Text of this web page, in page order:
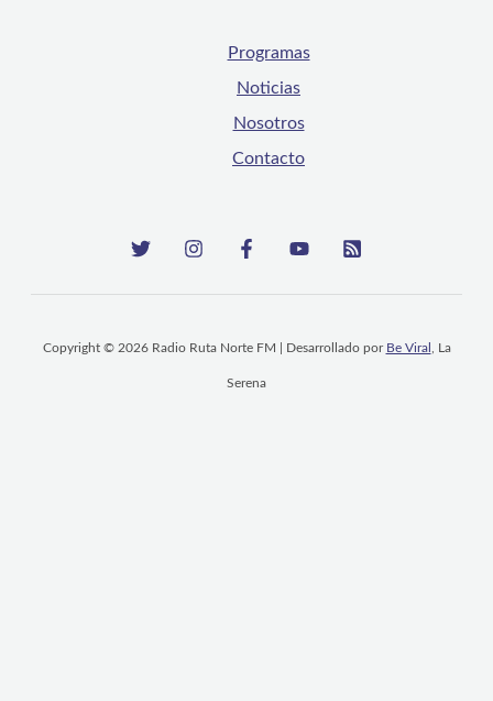
Programas
Noticias
Nosotros
Contacto
Copyright © 2026 Radio Ruta Norte FM | Desarrollado por Be Viral , La
Serena